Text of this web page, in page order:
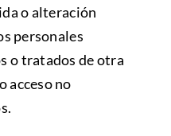
o alteración
personales
o tratados de otra
acceso no